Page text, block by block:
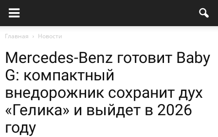
Главная Новости
Mercedes-Benz готовит Baby
G: компактный
внедорожник сохранит дух
«Гелика» и выйдет в 2026
году